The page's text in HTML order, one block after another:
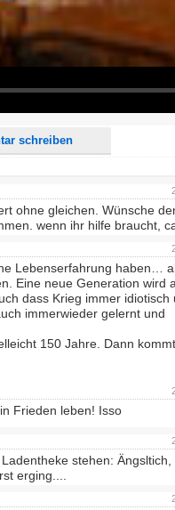
schreiben
aus Deinem Kommentar entfernt.
"www." oder "http://" in URLs
weitere Kommentare erscheinen.
ohne gleichen. Wünsche
wenn ihr hilfe braucht,
Lebenserfahrung haben…
Eine neue Generation wird
dass Krieg immer idiotisch
immerwieder gelernt und
150 Jahre. Dann
Frieden leben! Isso
stehen: Ängsltich,
erging....